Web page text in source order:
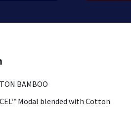
BAMBOO
Modal blended with Cotton